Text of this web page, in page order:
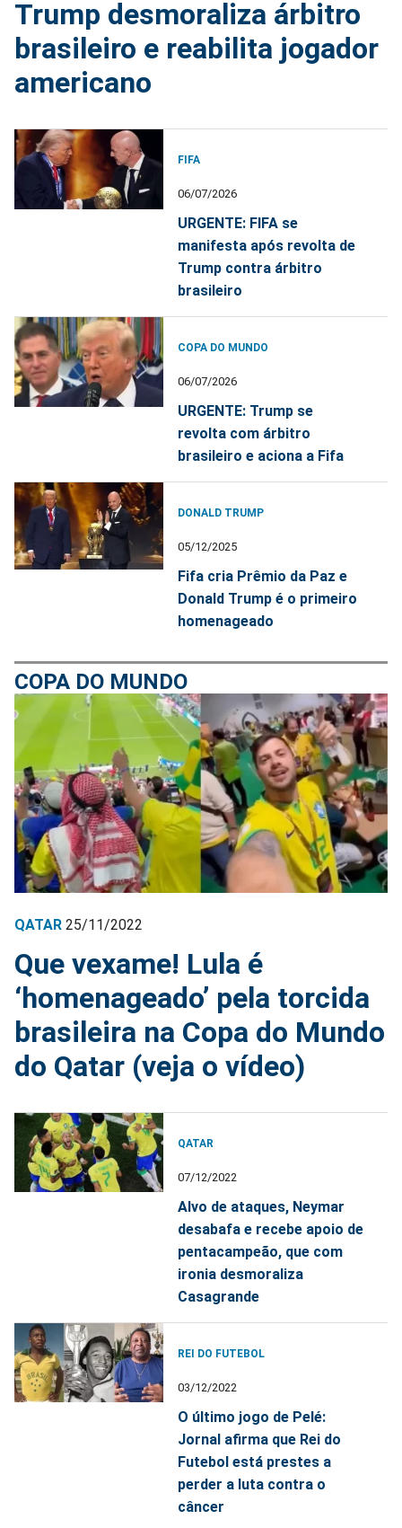
Trump desmoraliza árbitro
brasileiro e reabilita jogador
americano
FIFA
06/07/2026
URGENTE: FIFA se
manifesta após revolta de
Trump contra árbitro
brasileiro
COPA DO MUNDO
06/07/2026
URGENTE: Trump se
revolta com árbitro
brasileiro e aciona a Fifa
DONALD TRUMP
05/12/2025
Fifa cria Prêmio da Paz e
Donald Trump é o primeiro
homenageado
COPA DO MUNDO
QATAR 25/11/2022
Que vexame! Lula é
‘homenageado’ pela torcida
brasileira na Copa do Mundo
do Qatar (veja o vídeo)
QATAR
07/12/2022
Alvo de ataques, Neymar
desabafa e recebe apoio de
pentacampeão, que com
ironia desmoraliza
Casagrande
REI DO FUTEBOL
03/12/2022
O último jogo de Pelé:
Jornal afirma que Rei do
Futebol está prestes a
perder a luta contra o
câncer